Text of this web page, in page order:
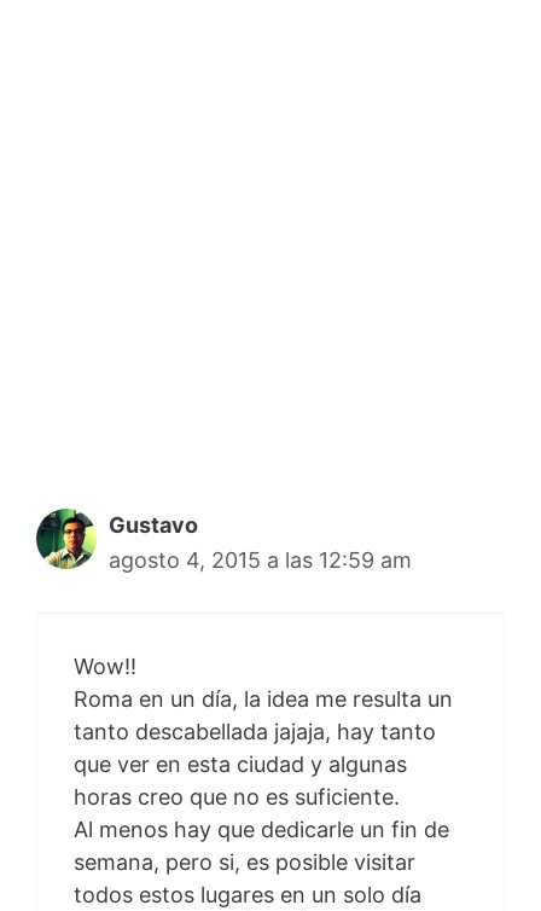
Gustavo
agosto 4, 2015 a las 12:59 am
Wow!!
Roma en un día, la idea me resulta un
tanto descabellada jajaja, hay tanto
que ver en esta ciudad y algunas
horas creo que no es suficiente.
Al menos hay que dedicarle un fin de
semana, pero si, es posible visitar
todos estos lugares en un solo día